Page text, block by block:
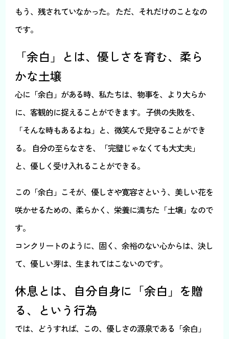
もう、残されていなかった。 ただ、それだけのことなの
です。
「余白」とは、優しさを育む、柔ら
かな土壌
心に「余白」がある時、私たちは、物事を、より大らか
に、客観的に捉えることができます。 子供の失敗を、
「そんな時もあるよね」と、微笑んで見守ることができ
る。 自分の至らなさを、「完璧じゃなくても大丈夫」
と、優しく受け入れることができる。
この「余白」こそが、優しさや寛容さという、美しい花を
咲かせるための、柔らかく、栄養に満ちた「土壌」なので
す。
コンクリートのように、固く、余裕のない心からは、決し
て、優しい芽は、生まれてはこないのです。
休息とは、自分自身に「余白」を贈
る、という行為
では、どうすれば、この、優しさの源泉である「余白」